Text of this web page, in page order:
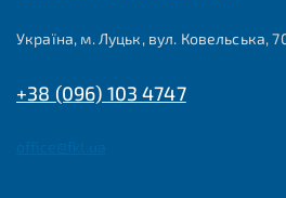
Україна, м. Луцьк, вул. Ковельська,
+38 (096) 103 4747